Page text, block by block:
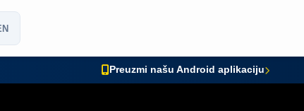
Preuzmi našu Android aplikaciju